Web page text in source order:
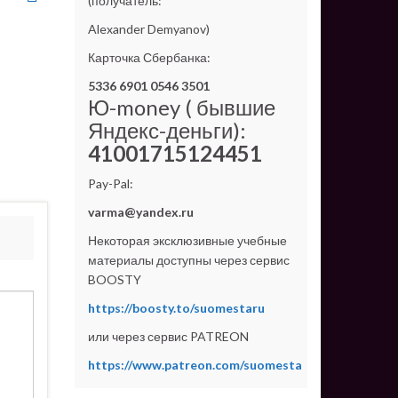
Alexander Demyanov)
Карточка Сбербанка:
5336 6901 0546 3501
Ю-money ( бывшие
Яндекс-деньги):
41001715124451
Pay-Pal:
varma@yandex.ru
Некоторая эксклюзивные учебные
материалы доступны через сервис
BOOSTY
https://boosty.to/suomestaru
или через сервис PATREON
https://www.patreon.com/suomesta